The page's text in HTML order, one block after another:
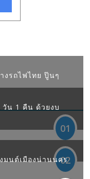
งรถไฟไทย ปู๊นๆ
01
น 1 คืน ด้วยงบ
02
มนต์เมืองน่านนคร